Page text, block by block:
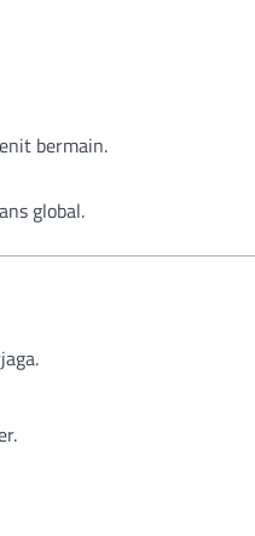
bermain.
global.